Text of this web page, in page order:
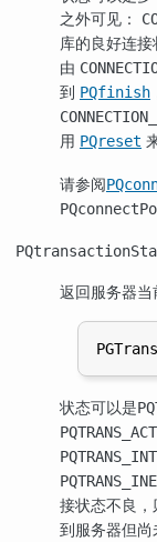
之外可见：
库的良好连接
由
到 PQfinish
用 PQreset
请参阅
返回服务器当
状态可以是
接状态不良
到服务器但